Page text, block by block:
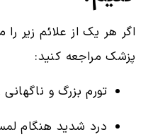
اگر هر یک از علائم زیر را
پزشک مراجعه کنید:
تورم بزرگ و ناگهانی
درد شدید هنگام